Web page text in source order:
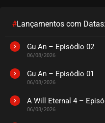
#Lançamentos com Datas:
Gu An – Episódio 02
06/08/2026
Gu An – Episódio 01
06/08/2026
A Will Eternal 4 –
06/08/2026